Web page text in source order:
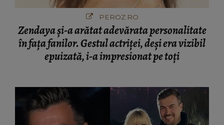
PEROZ.RO
Zendaya și-a arătat adevărata personalitate
în fața fanilor. Gestul actriței, deși era vizibil
epuizată, i-a impresionat pe toți